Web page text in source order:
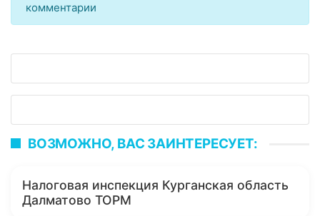
комментарии
ВОЗМОЖНО, ВАС ЗАИНТЕРЕСУЕТ:
Налоговая инспекция Курганская область
Далматово ТОРМ